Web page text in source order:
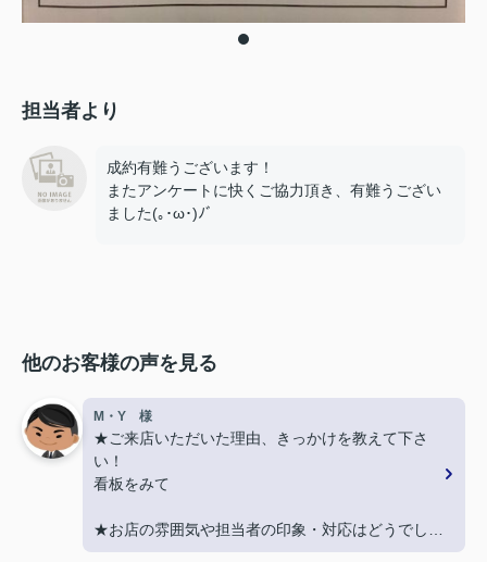
担当者より
成約有難うございます！
またアンケートに快くご協力頂き、有難うござい
ました(｡･ω･)ﾉﾞ
他のお客様の声を見る
M・Y 様
★ご来店いただいた理由、きっかけを教えて下さ
い！
看板をみて
★お店の雰囲気や担当者の印象・対応はどうでした
か？